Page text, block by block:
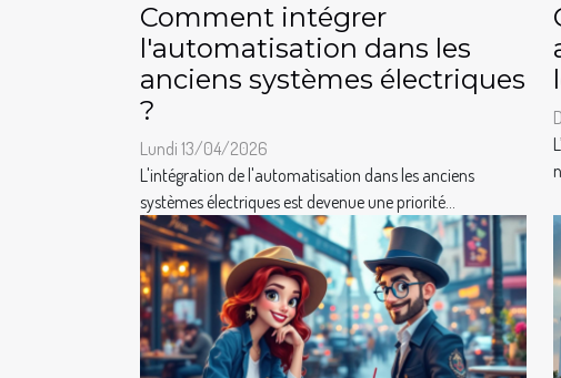
Comment intégrer
l'automatisation dans les
anciens systèmes électriques
?
Lundi 13/04/2026
L'intégration de l'automatisation dans les anciens
systèmes électriques est devenue une priorité...